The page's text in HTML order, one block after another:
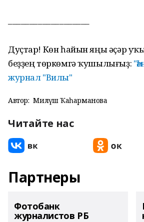
–––––––––––––––––––
Дуҫтар! Көн һайын яңы әҫәр
беҙҙең төркөмгә ҡушылығыҙ:
журнал "Вилы"
Автор: Миләүшә Ҡаһарманова
Читайте нас
Партнеры
Фотобанк
журналистов РБ